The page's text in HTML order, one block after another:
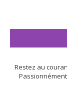
Restez au